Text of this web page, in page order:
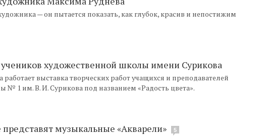
— он пытается показать, как глубок, красив и непостижим
художественной школы имени Сурикова
выставка творческих работ учащихся и преподавателей
1 им. В. И. Сурикова под названием «Радость цвета».
представят музыкальные «Акварели» 5